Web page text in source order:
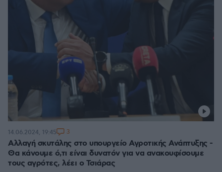
Αλλαγή σκυτάλης στο υπουργείο Αγροτικής Ανάπτυξης -
Θα κάνουμε ό,τι είναι δυνατόν για να ανακουφίσουμε
τους αγρότες, λέει ο Τσιάρας
14.06.2024, 19:45 3